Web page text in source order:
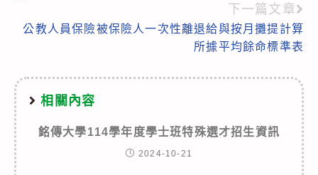
下一篇文章
公教人員保險被保險人一次性離退給與按月攤提計算
所據平均餘命標準表
相關內容
銘傳大學114學年度學士班特殊選才招生資訊
2024-10-21